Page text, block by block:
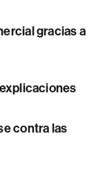
gracias a
contra las